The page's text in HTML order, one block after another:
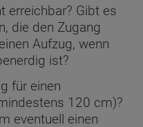
erreichbar? Gibt es
die den Zugang
Aufzug, wenn
ist?
für einen
120 cm)?
eventuell einen